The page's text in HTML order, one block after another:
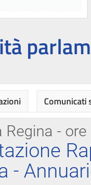
Regina - ore
-
Comunicati